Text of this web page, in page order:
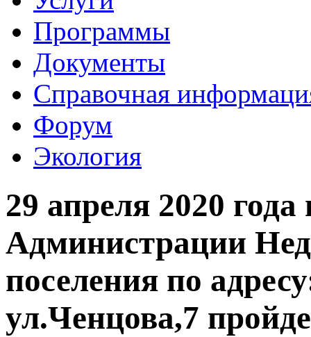
Программы
Документы
Справочная
Форум
Экология
29 апреля 2020 года
Администрации
поселения по
ул.Ченцова,7